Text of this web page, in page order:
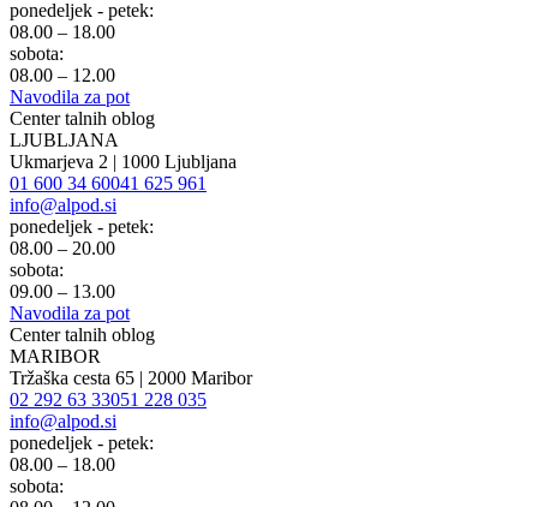
ponedeljek - petek:
08.00 – 18.00
sobota:
08.00 – 12.00
Navodila za pot
Center talnih oblog
LJUBLJANA
Ukmarjeva 2 | 1000 Ljubljana
01 600 34 60041 625 961
info@alpod.si
ponedeljek - petek:
08.00 – 20.00
sobota:
09.00 – 13.00
Navodila za pot
Center talnih oblog
MARIBOR
Tržaška cesta 65 | 2000 Maribor
02 292 63 33051 228 035
info@alpod.si
ponedeljek - petek:
08.00 – 18.00
sobota: